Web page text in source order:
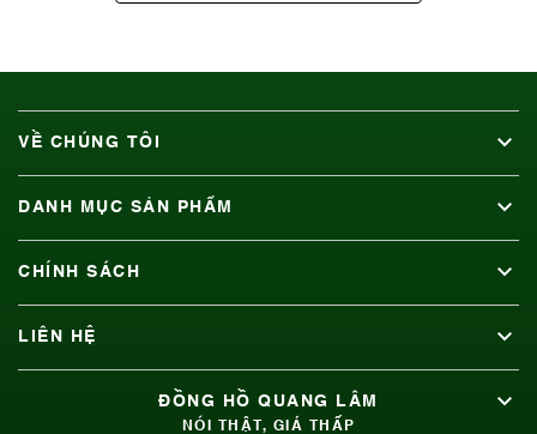
VỀ CHÚNG TÔI
DANH MỤC SẢN PHẨM
CHÍNH SÁCH
LIÊN HỆ
ĐỒNG HỒ QUANG LÂM
NÓI THẬT, GIÁ THẤP